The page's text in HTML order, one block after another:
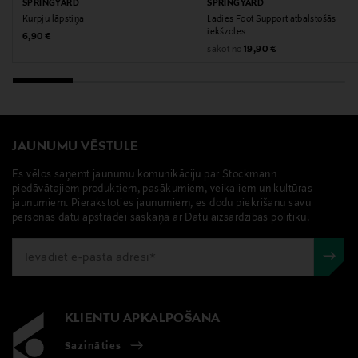
aerosols, apavu aerosols, apavu kopšana, springyard
SPRINGYARD
Kurpju lāpstiņa
Original Price
6,90 €
SPRINGYARD
Ladies Foot Support atbalstošās
iekšzoles
sākot no Original Price
19,90 €
JAUNUMU VĒSTULE
Es vēlos saņemt jaunumu komunikāciju par Stockmann
piedāvātajiem produktiem, pasākumiem, veikaliem un kultūras
jaunumiem. Pierakstoties jaunumiem, es dodu piekrišanu savu
personas datu apstrādei saskaņā ar Datu aizsardzības politiku.
KLIENTU APKALPOŠANA
Sazināties